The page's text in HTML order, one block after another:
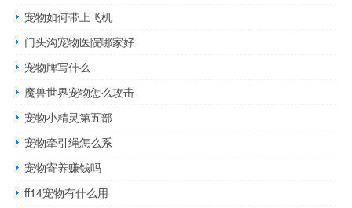
宠物如何带上飞机
门头沟宠物医院哪家好
宠物牌写什么
魔兽世界宠物怎么攻击
宠物小精灵第五部
宠物牵引绳怎么系
宠物寄养赚钱吗
ff14宠物有什么用